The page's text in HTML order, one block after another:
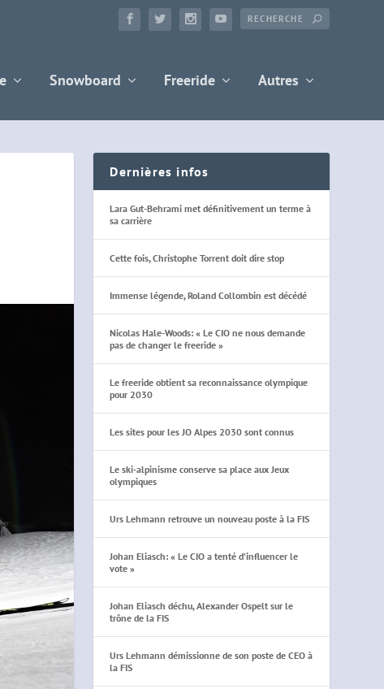
Snowboard Freeride Autres
Dernières infos
Lara Gut-Behrami met définitivement un terme à
sa carrière
Cette fois, Christophe Torrent doit dire stop
Immense légende, Roland Collombin est décédé
Nicolas Hale-Woods: « Le CIO ne nous demande
pas de changer le freeride »
Le freeride obtient sa reconnaissance olympique
pour 2030
Les sites pour les JO Alpes 2030 sont connus
Le ski-alpinisme conserve sa place aux Jeux
olympiques
Urs Lehmann retrouve un nouveau poste à la FIS
Johan Eliasch: « Le CIO a tenté d’influencer le
vote »
Johan Eliasch déchu, Alexander Ospelt sur le
trône de la FIS
Urs Lehmann démissionne de son poste de CEO à
la FIS